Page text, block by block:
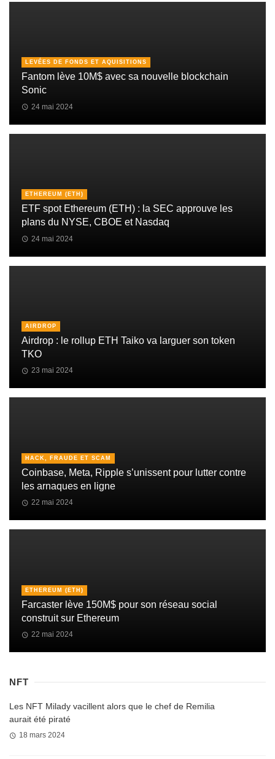
LEVÉES DE FONDS ET AQUISITIONS
Fantom lève 10M$ avec sa nouvelle blockchain
Sonic
24 mai 2024
ETHEREUM (ETH)
ETF spot Ethereum (ETH) : la SEC approuve les
plans du NYSE, CBOE et Nasdaq
24 mai 2024
AIRDROP
Airdrop : le rollup ETH Taiko va larguer son token
TKO
23 mai 2024
HACK, FRAUDE ET SCAM
Coinbase, Meta, Ripple s’unissent pour lutter contre
les arnaques en ligne
22 mai 2024
ETHEREUM (ETH)
Farcaster lève 150M$ pour son réseau social
construit sur Ethereum
22 mai 2024
NFT
Les NFT Milady vacillent alors que le chef de Remilia
aurait été piraté
18 mars 2024